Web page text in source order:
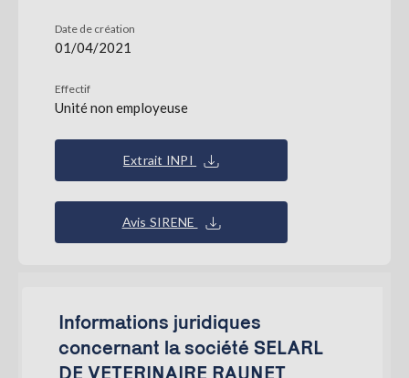
Date de création
01/04/2021
Effectif
Unité non employeuse
Extrait INPI
Avis SIRENE
Informations juridiques
concernant la société SELARL
DE VETERINAIRE RAUNET